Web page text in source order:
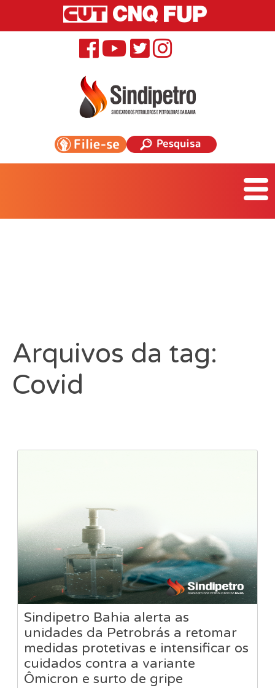
Arquivos da tag:
Covid
Sindipetro Bahia alerta as
unidades da Petrobrás a retomar
medidas protetivas e intensificar os
cuidados contra a variante
Ômicron e surto de gripe